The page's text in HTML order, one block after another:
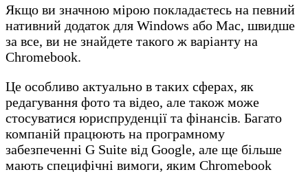
Якщо ви значною мірою покладаєтесь на певний
нативний додаток для Windows або Mac, швидше
за все, ви не знайдете такого ж варіанту на
Chromebook.
Це особливо актуально в таких сферах, як
редагування фото та відео, але також може
стосуватися юриспруденції та фінансів. Багато
компаній працюють на програмному
забезпеченні G Suite від Google, але ще більше
мають специфічні вимоги, яким Chromebook